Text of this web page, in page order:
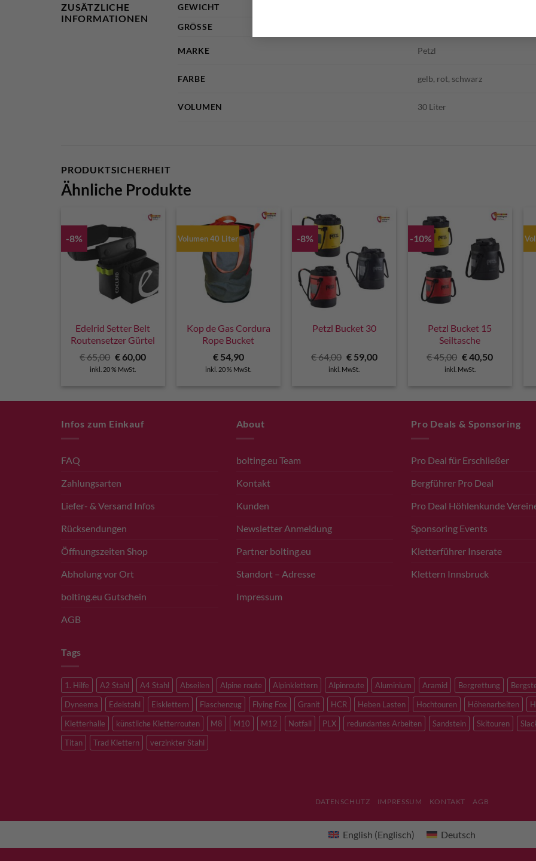
ZUSÄTZLICHE
INFORMATIONEN
GEWICHT
GRÖSSE
MARKE Petzl
FARBE gelb, rot, schwarz
VOLUMEN 30 Liter
PRODUKTSICHERHEIT
Ähnliche Produkte
-8%
Edelrid Setter Belt
Routensetzer Gürtel
€65,00 Ursprünglicher
Preis
war:
€60,00Aktueller
inkl. 20 % MwSt.
Volumen 40 Liter
Kop de Gas Cordura
Rope Bucket
€54,90
inkl. 20 % MwSt.
-8%
Petzl Bucket 30
€64,00 Ursprünglicher
Preis
war:
€59,00Aktueller
inkl. MwSt.
-10%
Petzl Bucket 15
Seiltasche
€45,00 Ursprünglicher
Preis
war:
€40,50Aktueller
inkl. MwSt.
Infos zum Einkauf
FAQ
Zahlungsarten
Liefer- & Versand Infos
Rücksendungen
Öffnungszeiten Shop
Abholung vor Ort
bolting.eu Gutschein
AGB
About
bolting.eu Team
Kontakt
Kunden
Newsletter Anmeldung
Partner bolting.eu
Standort – Adresse
Impressum
Pro Deals & Sponsoring
Pro Deal für Erschließer
Bergführer Pro Deal
Pro Deal Höhlenkunde
Sponsoring Events
Kletterführer Inserate
Klettern Innsbruck
Tags
1. Hilfe A2 Stahl A4 Stahl Abseilen Alpine route Alpinklettern Alpinroute Aluminium Aramid Bergrettung
Dyneema
Edelstahl Eisklettern Flaschenzug Flying Fox Granit HCR Heben Lasten Hochtouren Höhenarbeiten
Kletterhalle
künstliche Kletterrouten M8 M10 M12 Notfall PLX redundantes Arbeiten Sandstein Skitouren
Titan
Trad Klettern verzinkter Stahl
DATENSCHUTZ IMPRESSUM KONTAKT AGB
English (Englisch) Deutsch